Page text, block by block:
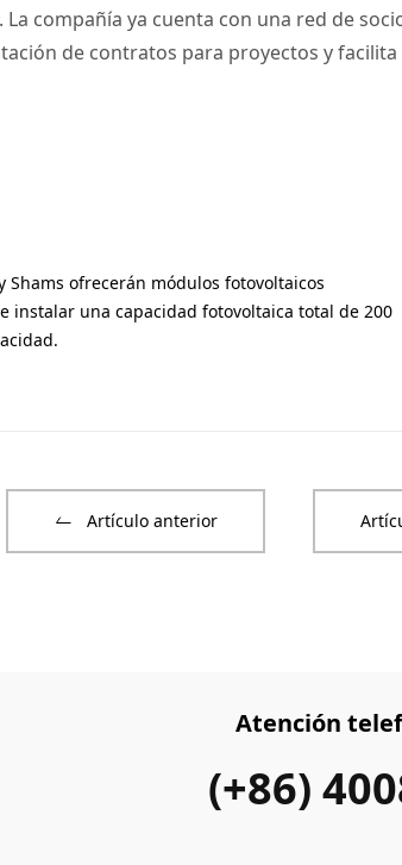
compañía ya cuenta con una red de
de contratos para proyectos y facilita
Shams ofrecerán módulos fotovoltaicos
instalar una capacidad fotovoltaica total de 200
Artículo anterior
Atención
(+86)